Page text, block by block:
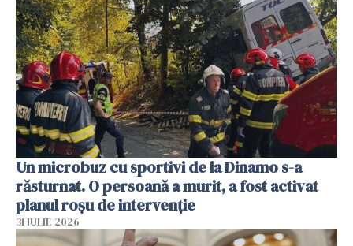
Un microbuz cu sportivi de la Dinamo s-a
răsturnat. O persoană a murit, a fost activat
planul roșu de intervenție
31 IULIE 2026